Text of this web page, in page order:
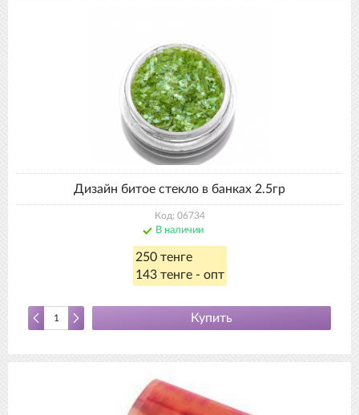
Дизайн битое стекло в банках 2.5гр
Код: 06734
В наличии
250 тенге
143 тенге - опт
Купить